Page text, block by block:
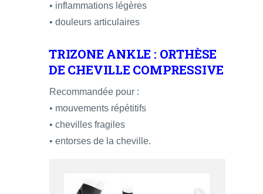
• inflammations légères
• douleurs articulaires
TRIZONE ANKLE : ORTHÈSE
DE CHEVILLE COMPRESSIVE
Recommandée pour :
• mouvements répétitifs
• chevilles fragiles
• entorses de la cheville.